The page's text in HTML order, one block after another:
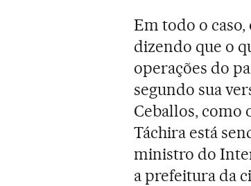
Em todo o
dizendo que o
operações do
segundo sua
Ceballos, como
Táchira está
ministro do
a prefeitura da